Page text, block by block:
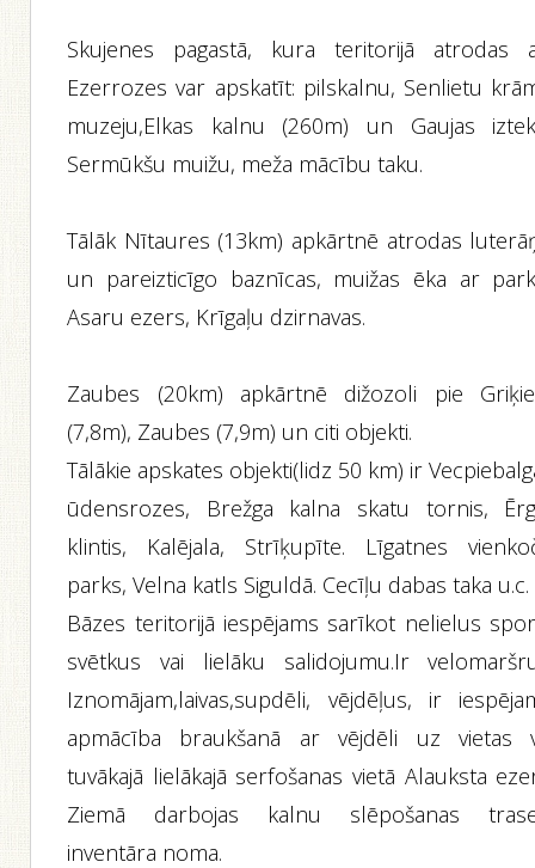
Skujenes pagastā, kura teritorijā atrodas
Ezerrozes var apskatīt: pilskalnu, Senlietu
muzeju,Elkas kalnu (260m) un Gaujas
Sermūkšu muižu, meža mācību taku.
Tālāk Nītaures (13km) apkārtnē atrodas
un pareizticīgo baznīcas, muižas ēka ar
Asaru ezers, Krīgaļu dzirnavas.
Zaubes (20km) apkārtnē dižozoli pie
(7,8m), Zaubes (7,9m) un citi objekti.
Tālākie apskates objekti(lidz 50 km) ir
ūdensrozes, Brežga kalna skatu tornis,
klintis, Kalējala, Strīķupīte. Līgatnes
parks, Velna katls Siguldā. Cecīļu dabas taka u.c.
Bāzes teritorijā iespējams sarīkot nelielus
svētkus vai lielāku salidojumu.Ir
Iznomājam,laivas,supdēli, vējdēļus, ir
apmācība braukšanā ar vējdēli uz vietas
tuvākajā lielākajā serfošanas vietā Alauksta
Ziemā darbojas kalnu slēpošanas
inventāra noma.